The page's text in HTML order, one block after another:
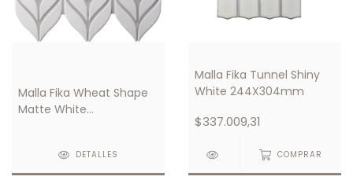
Malla Fika Wheat Shape
Matte White
DETALLES
Malla Fika Tunnel Shiny
White 244X304mm
$337.009,31
COMPRAR